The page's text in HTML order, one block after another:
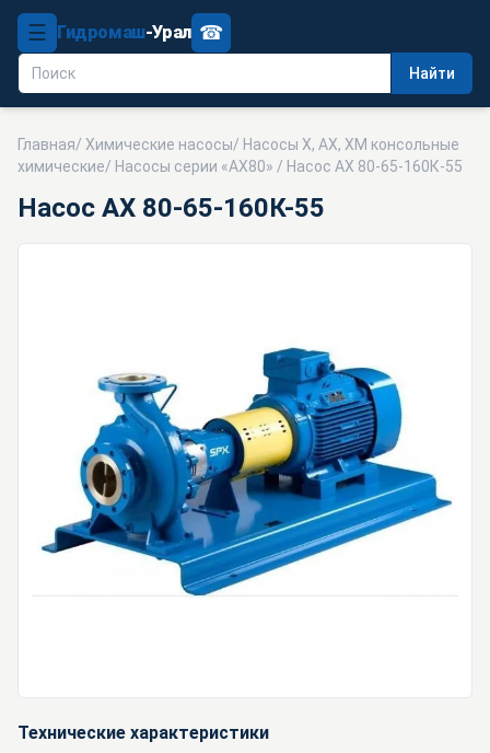
☰ Гидромаш-Урал
Найти
☎
Главная/ Химические насосы/ Насосы Х, АХ, ХМ консольные
химические/ Насосы серии «АХ80» / Насос АХ 80-65-160К-55
Насос АХ 80-65-160К-55
Технические характеристики